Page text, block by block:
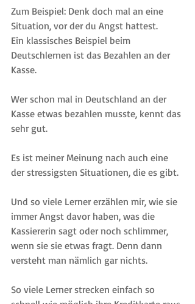
Zum Beispiel: Denk doch mal an eine
Situation, vor der du Angst hattest.
Ein klassisches Beispiel beim
Deutschlernen ist das Bezahlen an der
Kasse.
Wer schon mal in Deutschland an der
Kasse etwas bezahlen musste, kennt das
sehr gut.
Es ist meiner Meinung nach auch eine
der stressigsten Situationen, die es gibt.
Und so viele Lerner erzählen mir, wie sie
immer Angst davor haben, was die
Kassiererin sagt oder noch schlimmer,
wenn sie sie etwas fragt. Denn dann
versteht man nämlich gar nichts.
So viele Lerner strecken einfach so